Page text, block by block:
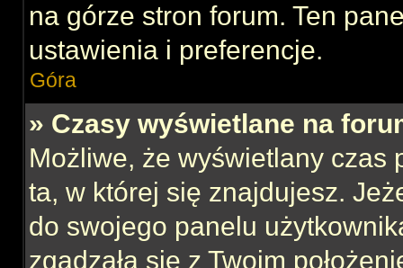
na górze stron forum. Ten
ustawienia i preferencje.
Góra
» Czasy wyświetlane na
Możliwe, że wyświetlany czas
ta, w której się znajdujesz.
do swojego panelu
zgadzała się z Twoim